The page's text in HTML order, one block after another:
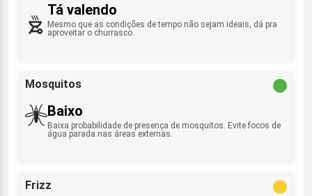
Tá valendo
Mesmo que as condições de tempo não sejam ideais, dá pra
aproveitar o churrasco.
Mosquitos
Baixo
Baixa probabilidade de presença de mosquitos. Evite focos de
água parada nas áreas externas.
Frizz